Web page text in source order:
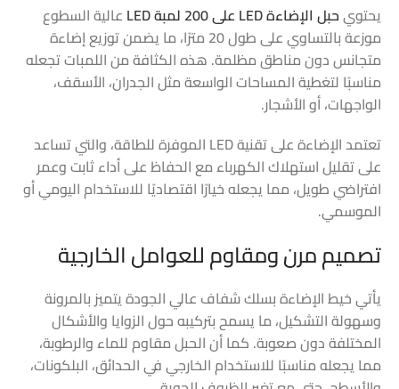
يحتويحبل الإضاءة LED على 200 لمبة LED
عالية السطوع
موزعة بالتساوي على طول 20 مترًا، ما يضمن توزيع إضاءة
متجانس دون مناطق مظلمة. هذه الكثافة من اللمبات تجعله
مناسبًا لتغطية المساحات الواسعة مثل الجدران، الأسقف،
الواجهات، أو الأشجار.
تعتمد الإضاءة على تقنية LED الموفرة للطاقة، والتي تساعد
على تقليل استهلاك الكهرباء مع الحفاظ على أداء ثابت وعمر
افتراضي طويل، مما يجعله خيارًا اقتصاديًا للاستخدام اليومي أو
الموسمي.
تصميم مرن ومقاوم للعوامل الخارجية
يأتي خيط الإضاءة بسلك شفاف عالي الجودة يتميز بالمرونة
وسهولة التشكيل، ما يسمح بتركيبه حول الزوايا والأشكال
المختلفة دون صعوبة. كما أن الحبل مقاوم للماء والرطوبة،
مما يجعله مناسبًا للاستخدام الخارجي في الحدائق، البلكونات،